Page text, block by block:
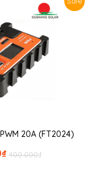
20A (FT2024)
₫
400.000
₫